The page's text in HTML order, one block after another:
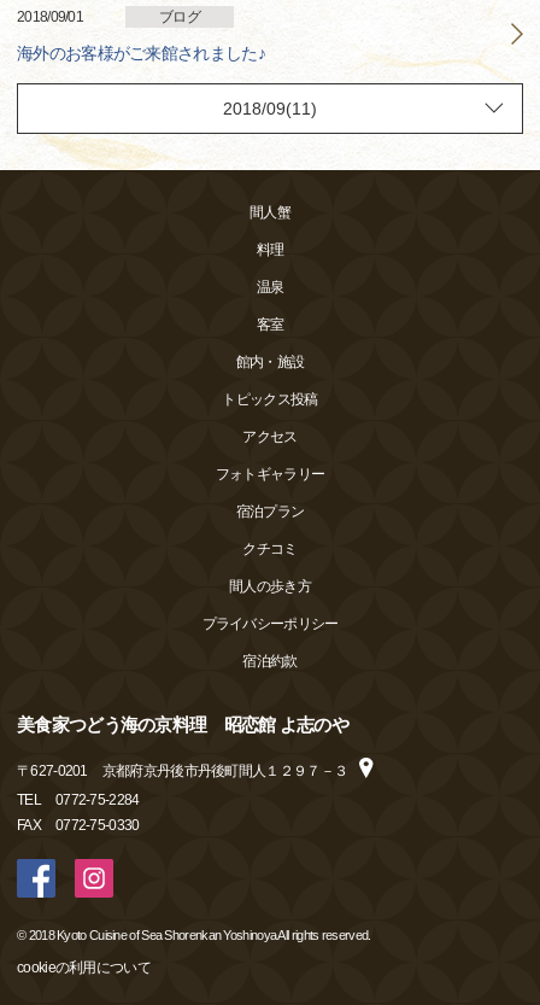
2018/09/01 ブログ
海外のお客様がご来館されました♪
間人蟹
料理
温泉
客室
館内・施設
トピックス投稿
アクセス
フォトギャラリー
宿泊プラン
クチコミ
間人の歩き方
プライバシーポリシー
宿泊約款
美食家つどう海の京料理 昭恋館 よ志のや
〒627-0201
京都府京丹後市丹後町間人１２９７－３
TEL
0772-75-2284
FAX
0772-75-0330
© 2018 Kyoto Cuisine of Sea Shorenkan Yoshinoya All rights reserved.
cookieの利用について